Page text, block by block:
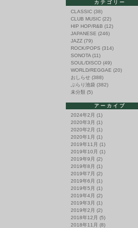
カテゴリー
CLASSIC (38)
CLUB MUSIC (22)
HIP HOP/R&B (12)
JAPANESE (246)
JAZZ (79)
ROCK/POPS (314)
SONOTA (11)
SOUL/DISCO (49)
WORLD/REGGAE (20)
おしらせ (388)
ぶらり池袋 (382)
未分類 (5)
アーカイブ
2024年2月 (1)
2020年3月 (1)
2020年2月 (1)
2020年1月 (1)
2019年11月 (1)
2019年10月 (1)
2019年9月 (2)
2019年8月 (1)
2019年7月 (2)
2019年6月 (1)
2019年5月 (1)
2019年4月 (2)
2019年3月 (1)
2019年2月 (2)
2018年12月 (5)
2018年11月 (8)